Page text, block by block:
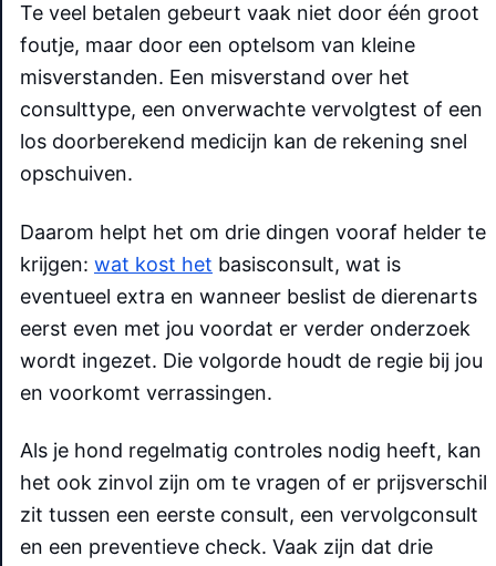
Te veel betalen gebeurt vaak niet door één groot
foutje, maar door een optelsom van kleine
misverstanden. Een misverstand over het
consulttype, een onverwachte vervolgtest of een
los doorberekend medicijn kan de rekening snel
opschuiven.
Daarom helpt het om drie dingen vooraf helder te
krijgen: wat kost het basisconsult, wat is
eventueel extra en wanneer beslist de dierenarts
eerst even met jou voordat er verder onderzoek
wordt ingezet. Die volgorde houdt de regie bij jou
en voorkomt verrassingen.
Als je hond regelmatig controles nodig heeft, kan
het ook zinvol zijn om te vragen of er prijsverschil
zit tussen een eerste consult, een vervolgconsult
en een preventieve check. Vaak zijn dat drie